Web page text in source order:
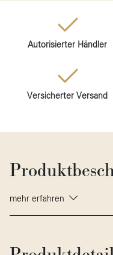
Autorisierter Händler
Versicherter Versand
mehr erfahren